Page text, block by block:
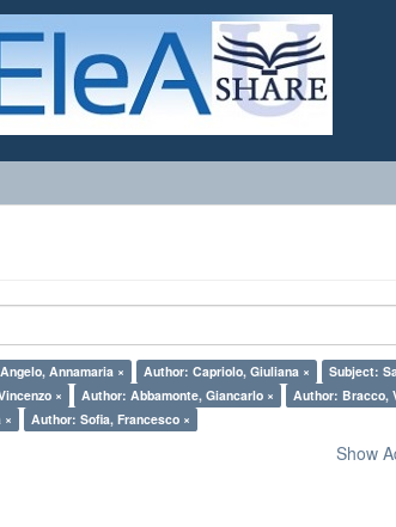
Annamaria × Author: Capriolo, Giuliana ×
Subject:
× Author: Abbamonte, Giancarlo ×
Author: Bracco,
× Author: Sofia, Francesco ×
Show